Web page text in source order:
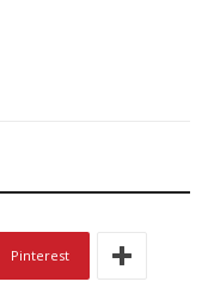
Pinterest